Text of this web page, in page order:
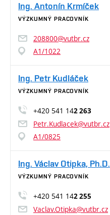
Ing. Antonín Krmíček
VÝZKUMNÝ PRACOVNÍK
208800@vutbr.cz
A1/1022
Ing. Petr Kudláček
VÝZKUMNÝ PRACOVNÍK
+420 541 142 263
Petr.Kudlacek@vutbr.cz
A1/0825
Ing. Václav Otipka, Ph.D.
VÝZKUMNÝ PRACOVNÍK
+420 541 142 255
Vaclav.Otipka@vutbr.cz